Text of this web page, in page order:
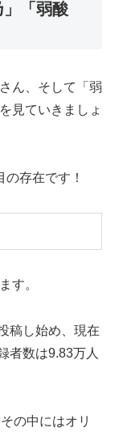
「弱酸
ん、そして「弱
見ていきましょ
存在です！
す。
稿し始め、現在
者数は9.83万人
の中にはオリ